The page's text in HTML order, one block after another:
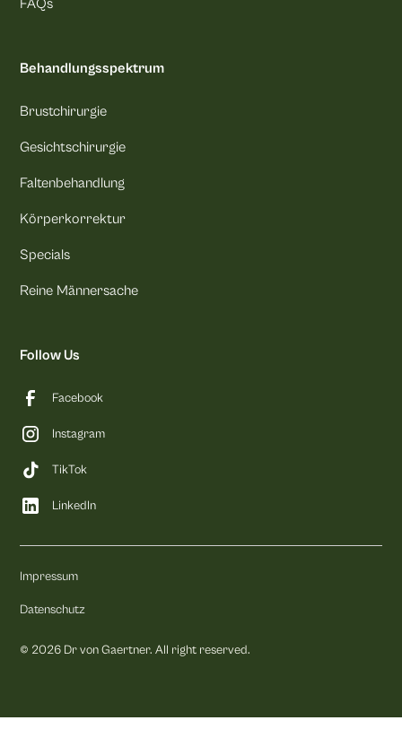
FAQs
Behandlungsspektrum
Brustchirurgie
Gesichtschirurgie
Faltenbehandlung
Körperkorrektur
Specials
Reine Männersache
Follow Us
Facebook
Instagram
TikTok
LinkedIn
© 2026 Dr von Gaertner. All right reserved.
Impressum
Datenschutz